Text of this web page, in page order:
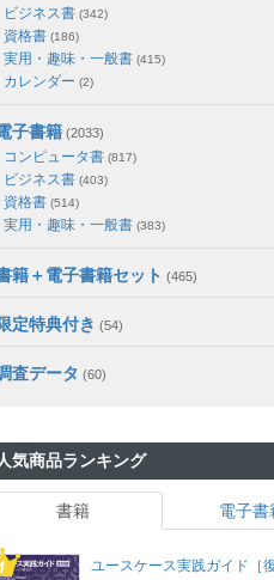
ビジネス書 (342)
資格書 (186)
実用・趣味・一般書 (415)
カレンダー (2)
子書籍 (2033)
コンピュータ書 (817)
ビジネス書 (403)
資格書 (514)
実用・趣味・一般書 (383)
籍＋電子書籍セット (465)
定特典付き (54)
査データ (60)
人気商品ランキング
書籍 電子書
ユースケース実践ガイド［